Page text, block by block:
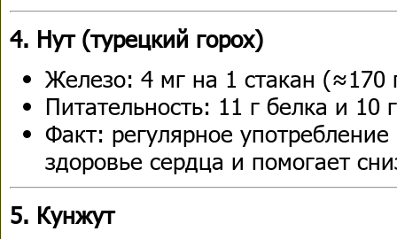
4. Нут (турецкий горох)
Железо: 4 мг на 1 стакан (≈170
Питательность: 11 г белка и 10
Факт: регулярное
здоровье сердца и помогает
5. Кунжут